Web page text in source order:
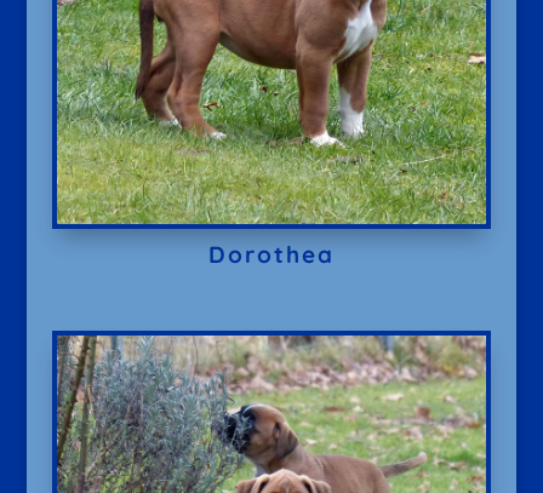
Dorothea